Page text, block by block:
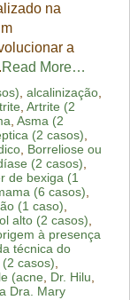
na
a
Read More…
alcalinização,
Artrite (2
Asma (2
(2 casos)
, Borreliose ou
(2 casos)
de bexiga (1
(6 casos)
(1 caso)
alto (2 casos)
à presença
técnica do
casos)
(acne Dr. Hilu
Dra. Mary